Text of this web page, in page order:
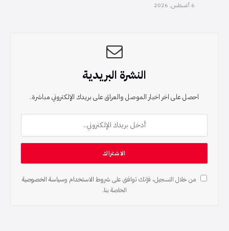
6 أغسطس, 2026
النشرة البريدية
احصل على اخر اخبار الموصل والعراق على بريدك الإلكتروني مباشرة.
من خلال التسجيل، فإنك توافق على شروط الاستخدام وسياسة الخصوصية
الخاصة بنا.